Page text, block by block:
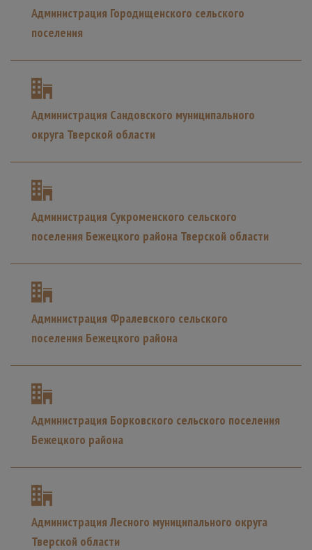
Администрация Городищенского сельского
поселения
Администрация Сандовского муниципального
округа Тверской области
Администрация Сукроменского сельского
поселения Бежецкого района Тверской области
Администрация Фралевского сельского
поселения Бежецкого района
Администрация Борковского сельского поселения
Бежецкого района
Администрация Лесного муниципального округа
Тверской области